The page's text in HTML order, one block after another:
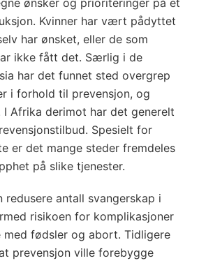
ønsker og prioriteringer på et
Kvinner har vært pådyttet
har ønsket, eller de som
ikke fått det. Særlig i de
har det funnet sted overgrep
i forhold til prevensjon, og
I Afrika derimot har det generelt
Spesielt for
er det mange steder fremdeles
på slike tjenester.
redusere antall svangerskap i
risikoen for komplikasjoner
fødsler og abort. Tidligere
prevensjon ville forebygge